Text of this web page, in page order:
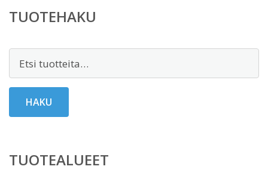
TUOTEHAKU
HAKU
TUOTEALUEET